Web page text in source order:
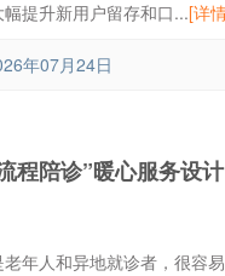
提升新用户留存和口...[详
年07月24日
程陪诊”暖心服务设
年人和异地就诊者，很容